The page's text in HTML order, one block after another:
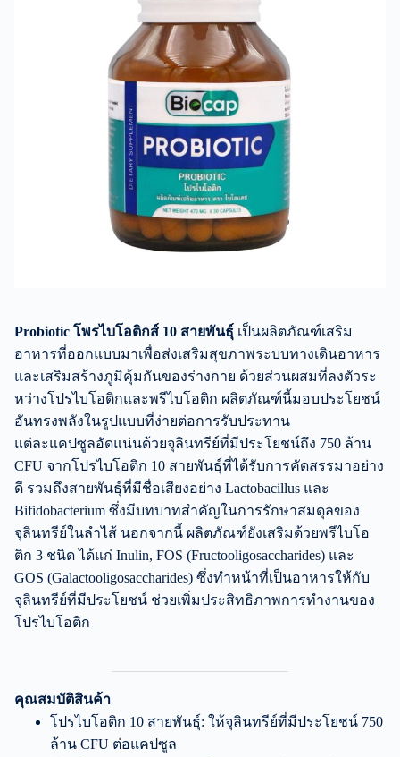
Probiotic โพรไบโอติกส์ 10 สายพันธุ์ เป็นผลิตภัณฑ์เสริม
อาหารที่ออกแบบมาเพื่อส่งเสริมสุขภาพระบบทางเดินอาหาร
และเสริมสร้างภูมิคุ้มกันของร่างกาย ด้วยส่วนผสมที่ลงตัวระ
หว่างโปรไบโอติกและพรีไบโอติก ผลิตภัณฑ์นี้มอบประโยชน์
อันทรงพลังในรูปแบบที่ง่ายต่อการรับประทาน
แต่ละแคปซูลอัดแน่นด้วยจุลินทรีย์ที่มีประโยชน์ถึง 750 ล้าน
CFU จากโปรไบโอติก 10 สายพันธุ์ที่ได้รับการคัดสรรมาอย่าง
ดี รวมถึงสายพันธุ์ที่มีชื่อเสียงอย่าง Lactobacillus และ
Bifidobacterium ซึ่งมีบทบาทสำคัญในการรักษาสมดุลของ
จุลินทรีย์ในลำไส้ นอกจากนี้ ผลิตภัณฑ์ยังเสริมด้วยพรีไบโอ
ติก 3 ชนิด ได้แก่ Inulin, FOS (Fructooligosaccharides) และ
GOS (Galactooligosaccharides) ซึ่งทำหน้าที่เป็นอาหารให้กับ
จุลินทรีย์ที่มีประโยชน์ ช่วยเพิ่มประสิทธิภาพการทำงานของ
โปรไบโอติก
คุณสมบัติสินค้า
โปรไบโอติก 10 สายพันธุ์: ให้จุลินทรีย์ที่มีประโยชน์ 750
ล้าน CFU ต่อแคปซูล